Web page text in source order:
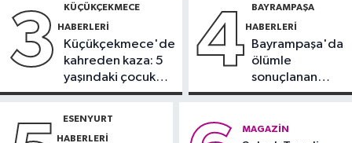
21:48
Suudi Arabistan'ı ziyaret edecek
3 KÜÇÜKÇEKMECE
HABERLERI
Küçükçekmece'de
kahreden kaza: 5
yaşındaki çocuk
yoğun bakımda
4 BAYRAMPAŞA
HABERLERI
Bayrampaşa'da
ölümle
sonuçlanan
kaza: Sürücü
ESENYURT
HABERLERI
MAGAZIN